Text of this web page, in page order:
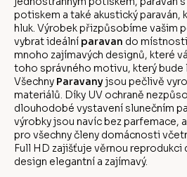
potiskem a také akustický paraván,
hluk. Výrobek přizpůsobíme vašim
vybrat ideální paravan do
mnoho zajímavých designů, které
toho správného motivu, který bude
Všechny Paravanyjsou pečlivě
materiálů. Díky UV ochraně
dlouhodobé vystavení slunečním
výrobky jsou navíc bez parfemace,
pro všechny členy domácnosti
Full HD zajišťuje věrnou
design elegantní a zajímavý.